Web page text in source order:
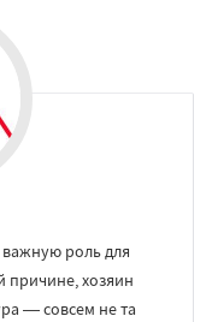
роль для
причине, хозяин
— совсем не та